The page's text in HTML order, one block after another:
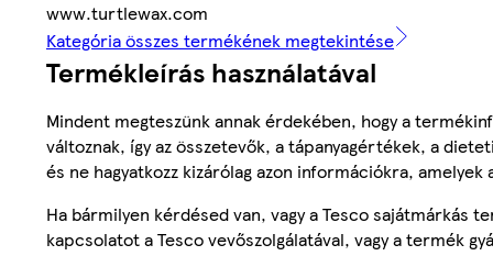
www.turtlewax.com
Kategória összes termékének megtekintése
Termékleírás használatával
Mindent megteszünk annak érdekében, hogy a
változnak, így az összetevők, a tápanyagértékek, a
és ne hagyatkozz kizárólag azon információkra,
Ha bármilyen kérdésed van, vagy a Tesco
kapcsolatot a Tesco vevőszolgálatával, vagy a termék